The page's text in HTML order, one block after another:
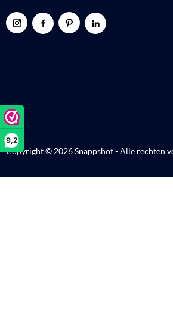
9,2
Copyright © 2026 Snappshot - Alle rechten